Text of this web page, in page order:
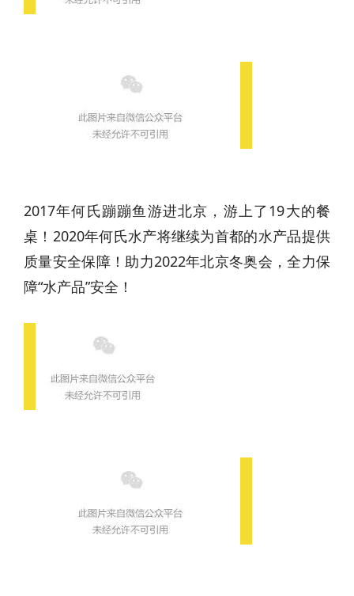
2017年何氏蹦蹦鱼游进北京，游上了19大的餐
桌！2020年何氏水产将继续为首都的水产品提供
质量安全保障！助力2022年北京冬奥会，全力保
障“水产品”安全！